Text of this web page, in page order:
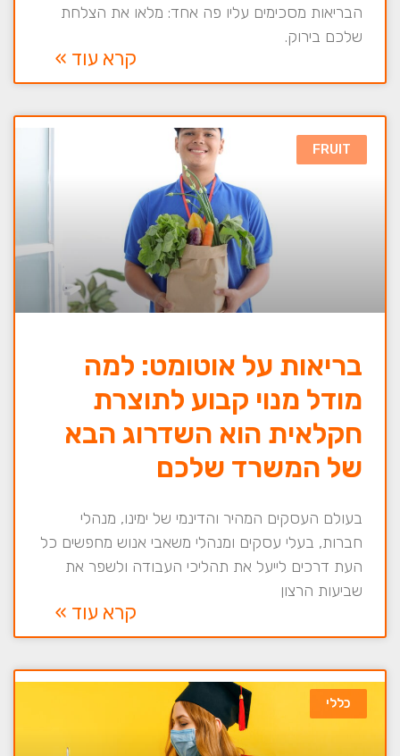
הבריאות מסכימים עליו פה אחד: מלאו את הצלחת
שלכם בירוק.
קרא עוד »
FRUIT
בריאות על אוטומט: למה
מודל מנוי קבוע לתוצרת
חקלאית הוא השדרוג הבא
של המשרד שלכם
בעולם העסקים המהיר והדינמי של ימינו, מנהלי
חברות, בעלי עסקים ומנהלי משאבי אנוש מחפשים כל
העת דרכים לייעל את תהליכי העבודה ולשפר את
שביעות הרצון
קרא עוד »
כללי